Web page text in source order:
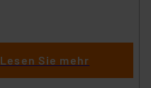
Lesen Sie mehr